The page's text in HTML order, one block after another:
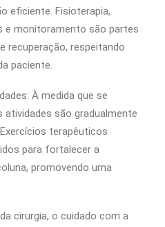
eficiente. Fisioterapia,
e monitoramento são partes
recuperação, respeitando
paciente.
À medida que se
atividades são gradualmente
terapêuticos
para fortalecer a
promovendo uma
cirurgia, o cuidado com a